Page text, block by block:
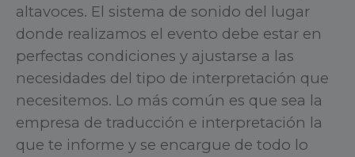
altavoces. El sistema de sonido del lugar
donde realizamos el evento debe estar en
perfectas condiciones y ajustarse a las
necesidades del tipo de interpretación que
necesitemos. Lo más común es que sea la
empresa de traducción e interpretación la
que te informe y se encargue de todo lo